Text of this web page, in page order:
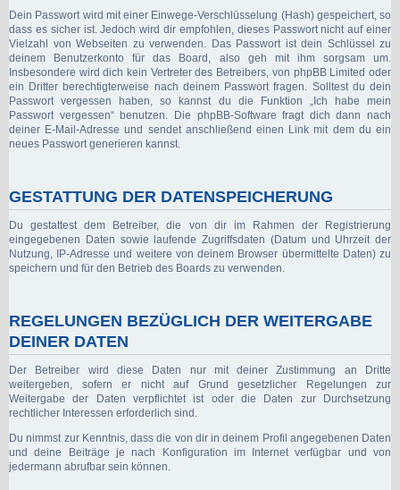
Dein Passwort wird mit einer Einwege-Verschlüsselung (Hash) gespeichert, so
dass es sicher ist. Jedoch wird dir empfohlen, dieses Passwort nicht auf einer
Vielzahl von Webseiten zu verwenden. Das Passwort ist dein Schlüssel zu
deinem Benutzerkonto für das Board, also geh mit ihm sorgsam um.
Insbesondere wird dich kein Vertreter des Betreibers, von phpBB Limited oder
ein Dritter berechtigterweise nach deinem Passwort fragen. Solltest du dein
Passwort vergessen haben, so kannst du die Funktion „Ich habe mein
Passwort vergessen“ benutzen. Die phpBB-Software fragt dich dann nach
deiner E-Mail-Adresse und sendet anschließend einen Link mit dem du ein
neues Passwort generieren kannst.
GESTATTUNG DER DATENSPEICHERUNG
Du gestattest dem Betreiber, die von dir im Rahmen der Registrierung
eingegebenen Daten sowie laufende Zugriffsdaten (Datum und Uhrzeit der
Nutzung, IP-Adresse und weitere von deinem Browser übermittelte Daten) zu
speichern und für den Betrieb des Boards zu verwenden.
REGELUNGEN BEZÜGLICH DER WEITERGABE
DEINER DATEN
Der Betreiber wird diese Daten nur mit deiner Zustimmung an Dritte
weitergeben, sofern er nicht auf Grund gesetzlicher Regelungen zur
Weitergabe der Daten verpflichtet ist oder die Daten zur Durchsetzung
rechtlicher Interessen erforderlich sind.
Du nimmst zur Kenntnis, dass die von dir in deinem Profil angegebenen Daten
und deine Beiträge je nach Konfiguration im Internet verfügbar und von
jedermann abrufbar sein können.